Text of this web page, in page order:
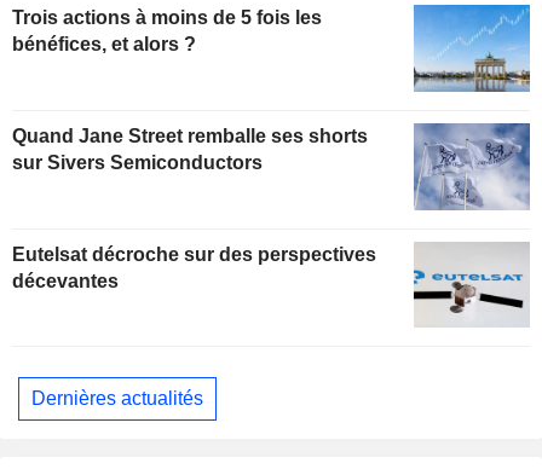
Trois actions à moins de 5 fois les
bénéfices, et alors ?
Quand Jane Street remballe ses shorts
sur Sivers Semiconductors
Eutelsat décroche sur des perspectives
décevantes
Dernières actualités